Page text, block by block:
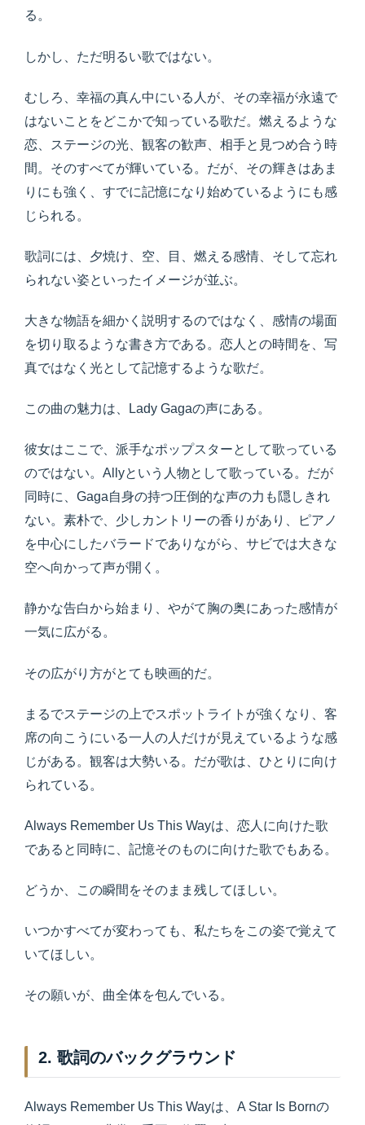
る。
しかし、ただ明るい歌ではない。
むしろ、幸福の真ん中にいる人が、その幸福が永遠で
はないことをどこかで知っている歌だ。燃えるような
恋、ステージの光、観客の歓声、相手と見つめ合う時
間。そのすべてが輝いている。だが、その輝きはあま
りにも強く、すでに記憶になり始めているようにも感
じられる。
歌詞には、夕焼け、空、目、燃える感情、そして忘れ
られない姿といったイメージが並ぶ。
大きな物語を細かく説明するのではなく、感情の場面
を切り取るような書き方である。恋人との時間を、写
真ではなく光として記憶するような歌だ。
この曲の魅力は、Lady Gagaの声にある。
彼女はここで、派手なポップスターとして歌っている
のではない。Allyという人物として歌っている。だが
同時に、Gaga自身の持つ圧倒的な声の力も隠しきれ
ない。素朴で、少しカントリーの香りがあり、ピアノ
を中心にしたバラードでありながら、サビでは大きな
空へ向かって声が開く。
静かな告白から始まり、やがて胸の奥にあった感情が
一気に広がる。
その広がり方がとても映画的だ。
まるでステージの上でスポットライトが強くなり、客
席の向こうにいる一人の人だけが見えているような感
じがある。観客は大勢いる。だが歌は、ひとりに向け
られている。
Always Remember Us This Wayは、恋人に向けた歌
であると同時に、記憶そのものに向けた歌でもある。
どうか、この瞬間をそのまま残してほしい。
いつかすべてが変わっても、私たちをこの姿で覚えて
いてほしい。
その願いが、曲全体を包んでいる。
2. 歌詞のバックグラウンド
Always Remember Us This Wayは、A Star Is Bornの